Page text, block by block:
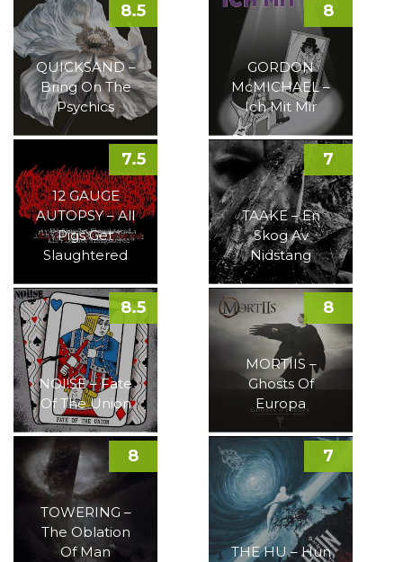
QUICKSAND –
Bring On The
Psychics
8.5
GORDON
McMICHAEL –
Ich Mit Mir
8
12 GAUGE
AUTOPSY – All
Pigs Get
Slaughtered
7.5
TAAKE – En
Skog Av
Nidstang
7
NOI!SE – Fate
Of The Union
8.5
MORTIIS –
Ghosts Of
Europa
8
TOWERING –
The Oblation
Of Man
8
THE HU – Hun
7